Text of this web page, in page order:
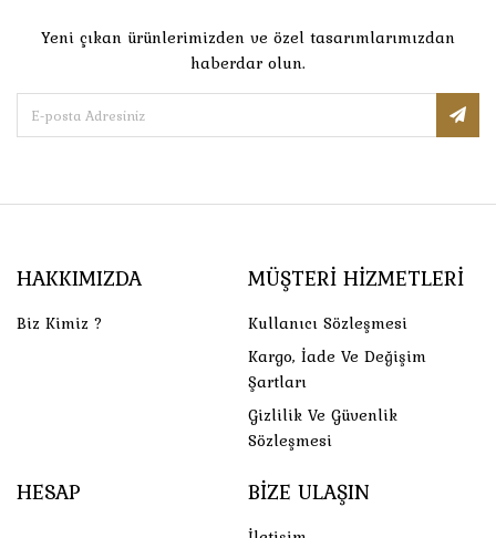
Yeni çıkan ürünlerimizden ve özel tasarımlarımızdan
haberdar olun.
HAKKIMIZDA
Biz Kimiz ?
MÜŞTERI HIZMETLERI
Kullanıcı Sözleşmesi
Kargo, İade Ve Değişim
Şartları
Gizlilik Ve Güvenlik
Sözleşmesi
HESAP BIZE ULAŞIN